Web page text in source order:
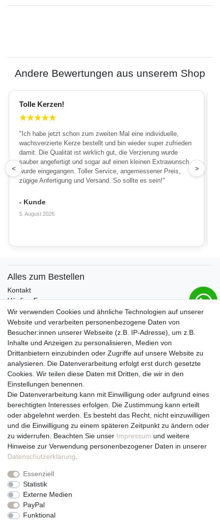
Andere Bewertungen aus unserem Shop
Tolle Kerzen!
★★★★★
"Ich habe jetzt schon zum zweiten Mal eine individuelle,
wachsverzierte Kerze bestellt und bin wieder super zufrieden
damit. Die Qualität ist wirklich gut, die Verzierung wurde
sauber angefertigt und sogar auf einen kleinen Extrawunsch
wurde eingegangen. Toller Service, angemessener Preis,
zügige Anfertigung und Versand. So sollte es sein!"
- Kunde
5. August 2026
< >
Alles zum Bestellen
Kontakt
Häufige Fragen
Zahlungsmöglichkeiten
Versandbedingungen
Widerrufsrecht
Vertrag widerrufen
Über uns und unsere Kerzen
Team
Unternehmen / Philosophie
Kerzenpflege und Abbrennhinweise
Unsere Kerzenlieferanten
Du erreichst uns von
Montag bis Freitag 10 bis 17 Uhr
Telefonisch und per Whatsapp
erreichst Du uns unter:
+49 561 287 907 84
Wir verwenden Cookies und ähnliche Technologien auf unserer
Website und verarbeiten personenbezogene Daten von
Besucher:innen unserer Webseite (z.B. IP-Adresse), um z.B.
Inhalte und Anzeigen zu personalisieren, Medien von
Drittanbietern einzubinden oder Zugriffe auf unsere Website zu
analysieren. Die Datenverarbeitung erfolgt erst durch gesetzte
Cookies. Wir teilen diese Daten mit Dritten, die wir in den
Einstellungen benennen.
Die Datenverarbeitung kann mit Einwilligung oder aufgrund eines
berechtigten Interesses erfolgen. Die Zustimmung kann erteilt
oder abgelehnt werden. Es besteht das Recht, nicht einzuwilligen
und die Einwilligung zu einem späteren Zeitpunkt zu ändern oder
zu widerrufen. Beachten Sie unser Impressum und weitere
Hinweise zur Verwendung personenbezogener Daten in unserer
Daten­schutz­erklärung
Essenziell
Statistik
Externe Medien
PayPal
Funktional